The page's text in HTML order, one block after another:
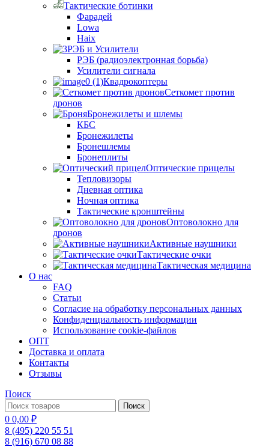
Тактические ботинки
Фарадей
Lowa
Haix
РЭБ и Усилители
РЭБ (радиоэлектронная борьба)
Усилители сигнала
Квадрокоптеры
Сеткомет против
дронов
Бронежилеты и шлемы
КБС
Бронежилеты
Бронешлемы
Бронеплиты
Оптические прицелы
Тепловизоры
Дневная оптика
Ночная оптика
Тактические кронштейны
Оптоволокно для
дронов
Активные наушники
Тактические очки
Тактическая медицина
О нас
FAQ
Статьи
Согласие на обработку персональных данных
Конфиденциальность информации
Использование cookie-файлов
ОПТ
Доставка и оплата
Контакты
Отзывы
Поиск
Поиск
0 0,00 ₽
8 (495) 220 55 51
8 (916) 670 08 88